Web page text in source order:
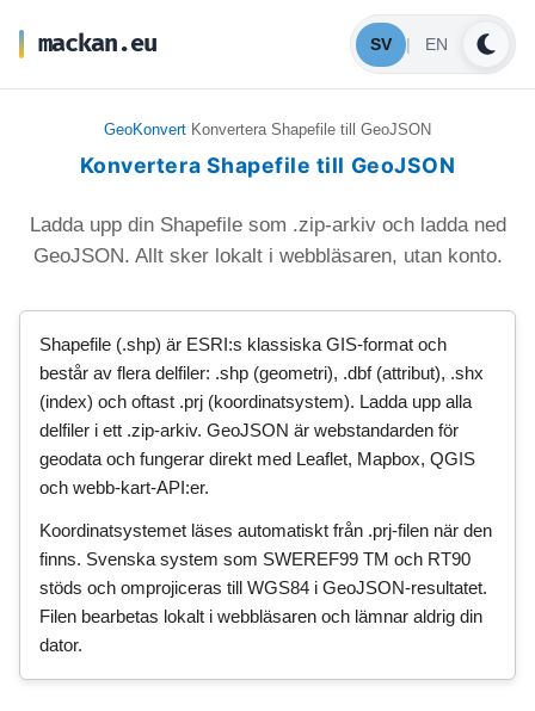
mackan.eu SV | EN
GeoKonvert Konvertera Shapefile till GeoJSON
Konvertera Shapefile till GeoJSON
Ladda upp din Shapefile som .zip-arkiv och ladda ned
GeoJSON. Allt sker lokalt i webbläsaren, utan konto.
Shapefile (.shp) är ESRI:s klassiska GIS-format och
består av flera delfiler: .shp (geometri), .dbf (attribut), .shx
(index) och oftast .prj (koordinatsystem). Ladda upp alla
delfiler i ett .zip-arkiv. GeoJSON är webstandarden för
geodata och fungerar direkt med Leaflet, Mapbox, QGIS
och webb-kart-API:er.
Koordinatsystemet läses automatiskt från .prj-filen när den
finns. Svenska system som SWEREF99 TM och RT90
stöds och omprojiceras till WGS84 i GeoJSON-resultatet.
Filen bearbetas lokalt i webbläsaren och lämnar aldrig din
dator.